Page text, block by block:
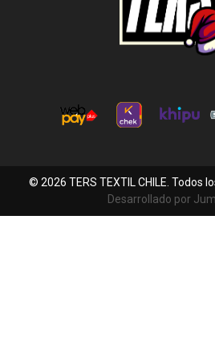
© 2026 TERS TEXTIL CHILE. Todos
Desarrollado por